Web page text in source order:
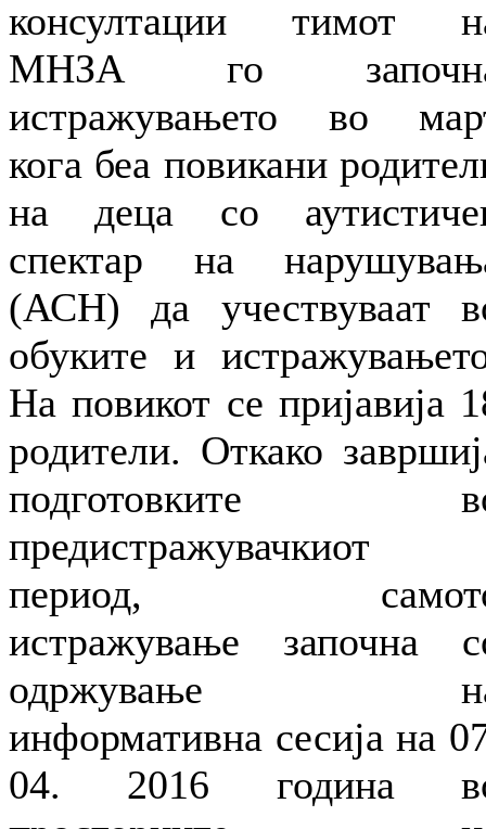
консултации тимот
МНЗА го
истражувањето во
кога беа повикани
на деца со
спектар на
(АСН) да учествуваат
обуките и
На повикот се пријавија
родители. Откако
подготовките
предистражувачкиот
период,
истражување започна
одржување
информативна сесија на
04. 2016 година